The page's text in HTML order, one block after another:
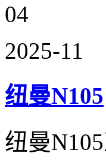
04
2025-11
纽曼N105
纽曼